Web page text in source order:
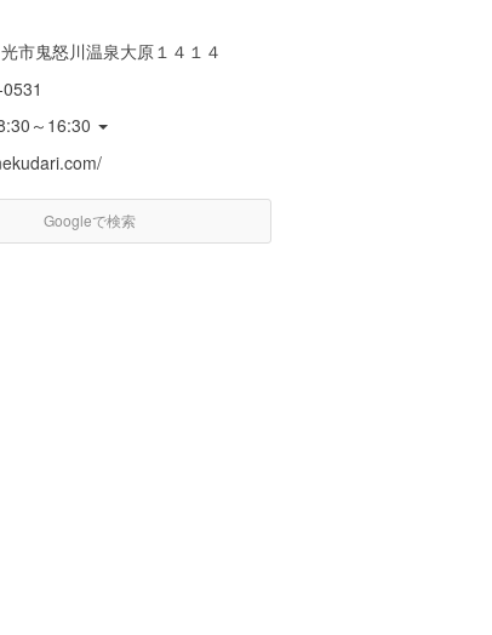
市鬼怒川温泉大原１４１４
～16:30
Googleで検索